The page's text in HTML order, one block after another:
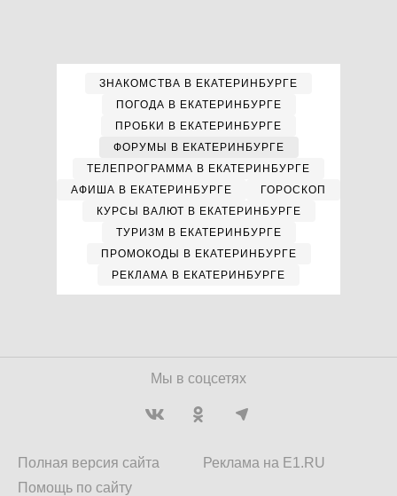
ЗНАКОМСТВА В ЕКАТЕРИНБУРГЕ
ПОГОДА В ЕКАТЕРИНБУРГЕ
ПРОБКИ В ЕКАТЕРИНБУРГЕ
ФОРУМЫ В ЕКАТЕРИНБУРГЕ
ТЕЛЕПРОГРАММА В ЕКАТЕРИНБУРГЕ
АФИША В ЕКАТЕРИНБУРГЕ
ГОРОСКОП
КУРСЫ ВАЛЮТ В ЕКАТЕРИНБУРГЕ
ТУРИЗМ В ЕКАТЕРИНБУРГЕ
ПРОМОКОДЫ В ЕКАТЕРИНБУРГЕ
РЕКЛАМА В ЕКАТЕРИНБУРГЕ
Мы в соцсетях
Полная версия сайта
Помощь по сайту
Реклама на E1.RU